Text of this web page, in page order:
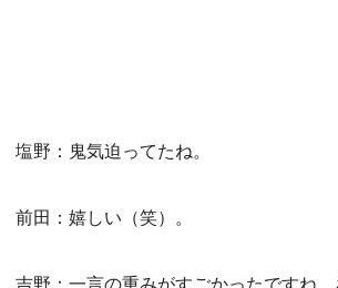
塩野：鬼気迫ってたね。
前田：嬉しい（笑）。
吉野：一言の重みがすごかったですね